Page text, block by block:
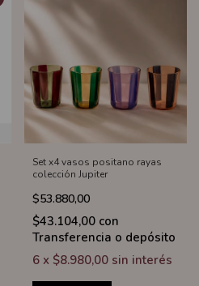
Set x4 vasos positano rayas
colección Jupiter
$53.880,00
$43.104,00 con
Transferencia o depósito
6 x $8.980,00 sin interés